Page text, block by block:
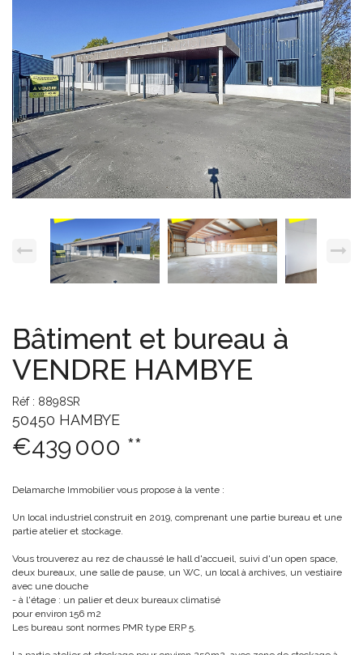
Bâtiment et bureau à
VENDRE HAMBYE
Réf : 8898SR
50450 HAMBYE
€439 000 **
Delamarche Immobilier vous propose à la vente :
Un local industriel construit en 2019, comprenant une partie bureau et une
partie atelier et stockage.
Vous trouverez au rez de chaussé le hall d'accueil, suivi d'un open space,
deux bureaux, une salle de pause, un WC, un local à archives, un vestiaire
avec une douche
- à l'étage : un palier et deux bureaux climatisé
pour environ 156 m2
Les bureau sont normes PMR type ERP 5.